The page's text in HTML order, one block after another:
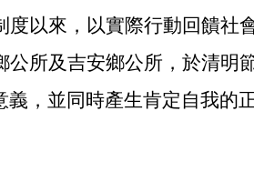
度以來，以實際行動回饋社
所及吉安鄉公所，於清明
，並同時產生肯定自我的